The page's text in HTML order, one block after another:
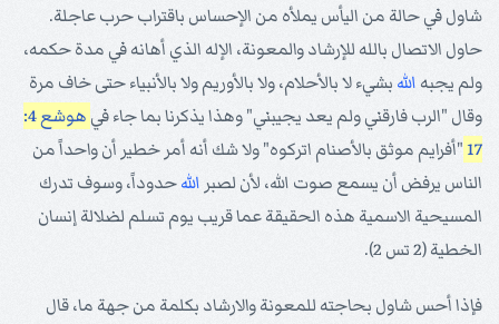
شاول في حالة من اليأس يملأه من الإحساس باقتراب حرب عاجلة.
حاول الاتصال بالله للإرشاد والمعونة، الإله الذي أهانه في مدة حكمه،
ولم يجبه الله بشيء لا بالأحلام، ولا بالأوريم ولا بالأنبياء حتى خاف مرة
وقال "الرب فارقني ولم يعد يجيبني" وهذا يذكرنا بما جاء في
هوشع 4:
17"أفرايم موثق بالأصنام اتركوه" ولا شك أنه أمر خطير أن واحداً من
الناس يرفض أن يسمع صوت الله، لأن لصبر اللهحدوداً، وسوف تدرك
المسيحية الاسمية هذه الحقيقة عما قريب يوم تسلم لضلالة إنسان
الخطية (2 تس 2).
فإذا أحس شاول بحاجته للمعونة والارشاد بكلمة من جهة ما، قال